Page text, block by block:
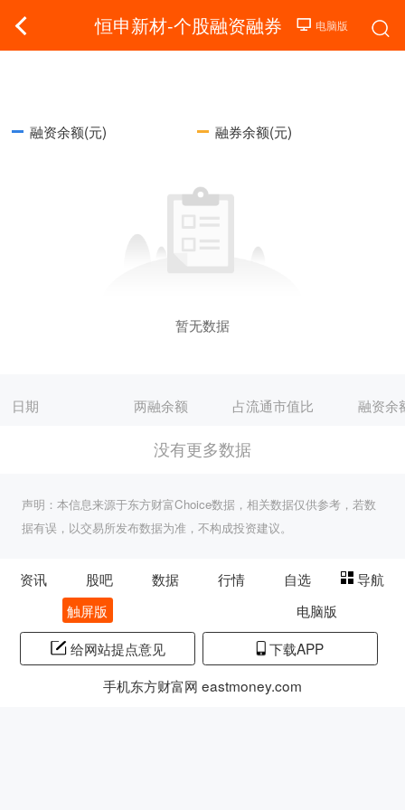
恒申新材-个股融资融券
融资余额(元) 融券余额(元)
暂无数据
日期 两融余额 占流通市值比 融资余
没有更多数据
声明：本信息来源于东方财富Choice数据，相关数据仅供参考，若数
据有误，以交易所发布数据为准，不构成投资建议。
资讯 股吧 数据 行情 自选
导航
触屏版
电脑版
给网站提点意见
下载APP
手机东方财富网 eastmoney.com